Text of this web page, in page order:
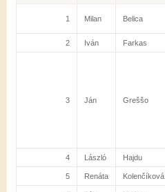
1 Milan Belica
2 Iván Farkas
3 Ján Greššo
4 László Hajdu
5 Renáta Kolenčíková